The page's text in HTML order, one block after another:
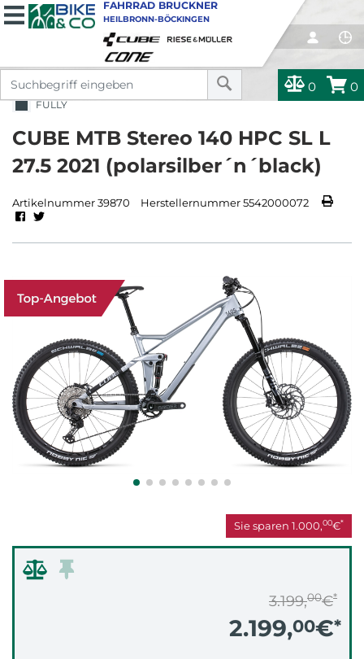
0 0
FAHRRAD BRUCKNER
HEILBRONN-BÖCKINGEN
FULLY
CUBE MTB Stereo 140 HPC SL L
27.5 2021 (polarsilber´n´black)
Artikelnummer 39870 Herstellernummer 5542000072
Sie sparen 1.000,00€*
3.199,00€*
2.199,00€*